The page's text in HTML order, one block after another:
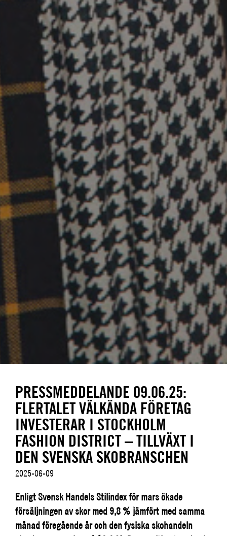
PRESSMEDDELANDE 09.06.25:
FLERTALET VÄLKÄNDA FÖRETAG
INVESTERAR I STOCKHOLM
FASHION DISTRICT – TILLVÄXT I
DEN SVENSKA SKOBRANSCHEN
2025-06-09
Enligt Svensk Handels Stilindex för mars ökade
försäljningen av skor med 9,8 % jämfört med samma
månad föregående år och den fysiska skohandeln